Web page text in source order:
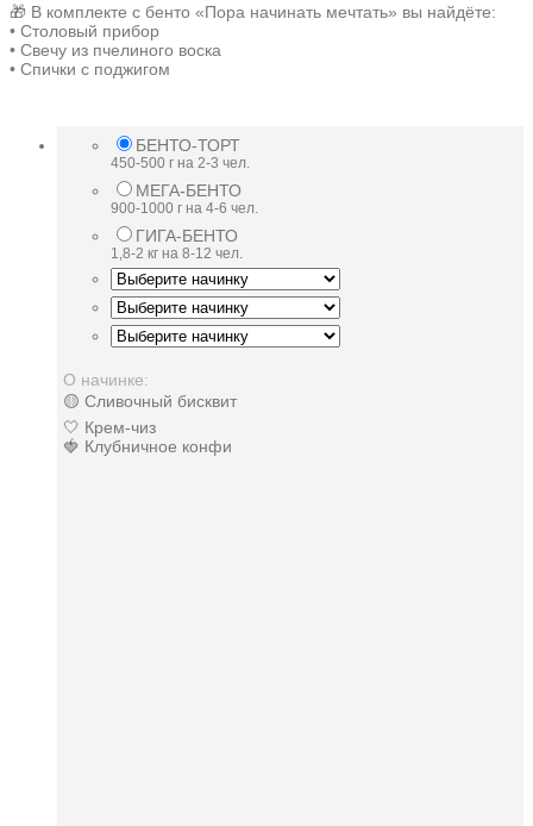
🎁 В комплекте с бенто «Пора начинать мечтать» вы найдёте:
• Столовый прибор
• Свечу из пчелиного воска
• Спички с поджигом
БЕНТО-ТОРТ
450-500 г на 2-3 чел.
МЕГА-БЕНТО
900-1000 г на 4-6 чел.
ГИГА-БЕНТО
1,8-2 кг на 8-12 чел.
О начинке:
🟡 Сливочный бисквит
🤍 Крем-чиз
🍓 Клубничное конфи